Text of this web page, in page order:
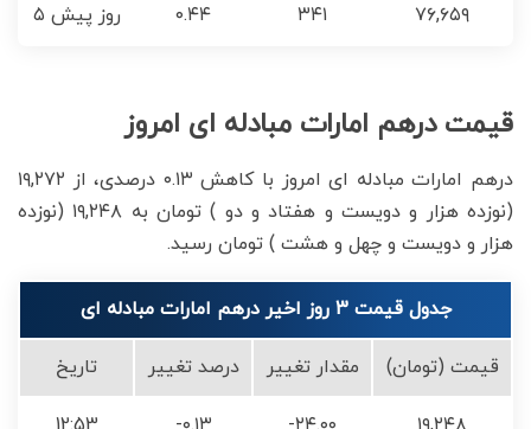
۷۶,۶۵۹ ۳۴۱ ۰.۴۴ ۵ روز پیش
قیمت درهم امارات مبادله ای امروز
درهم امارات مبادله ای امروز با کاهش ۰.۱۳ درصدی، از ۱۹,۲۷۲
(نوزده هزار و دویست و هفتاد و دو ) تومان به ۱۹,۲۴۸ (نوزده
هزار و دویست و چهل و هشت ) تومان رسید.
جدول قیمت 3 روز اخیر درهم امارات مبادله ای
قیمت (تومان) مقدار تغییر درصد تغییر تاریخ